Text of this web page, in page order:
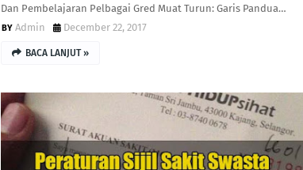
Dan Pembelajaran Pelbagai Gred Muat Turun: Garis Pandua…
Admin
December 22, 2017
BACA LANJUT »